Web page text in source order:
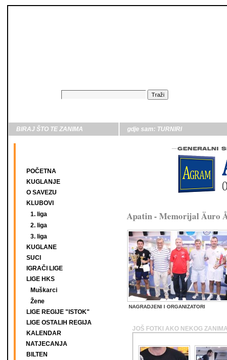
BIRAJ ŠTO TE ZANIMA
POČETNA
KUGLANJE
O SAVEZU
KLUBOVI
1. liga
2. liga
3. liga
KUGLANE
SUCI
IGRAČI LIGE
LIGE HKS
Muškarci
Žene
LIGE REGIJE "ISTOK"
LIGE OSTALIH REGIJA
KALENDAR
NATJECANJA
BILTEN
gdje sam: TURNIRI
Apatin - Memorijal Äuro
NAGRADJENI I ORGANIZATORI
JOŠ FOTKI AKO NEKOG